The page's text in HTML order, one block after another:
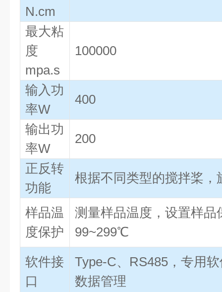
N.cm
最大粘
度
mpa.s
100000
输入功
率W
400
输出功
率W
200
正反转
功能
根据不同类型的搅拌桨，
样品温
度保护
测量样品温度，设置样品
99~299℃
软件接
口
Type-C、RS485，专用
数据管理